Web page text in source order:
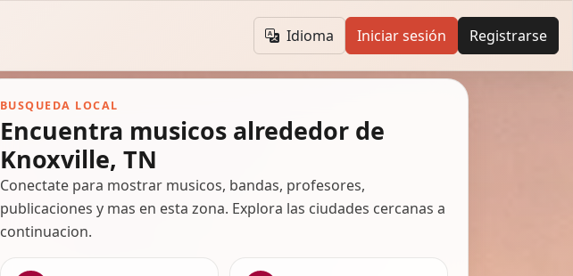
Idioma Iniciar sesión Registrarse
BUSQUEDA LOCAL
Encuentra musicos alrededor de
Knoxville, TN
Conectate para mostrar musicos, bandas, profesores,
publicaciones y mas en esta zona. Explora las ciudades cercanas a
continuacion.